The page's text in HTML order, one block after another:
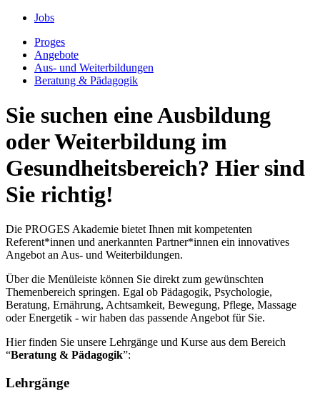
Jobs
Proges
Angebote
Aus- und Weiterbildungen
Beratung & Pädagogik
Sie suchen eine Ausbildung
oder Weiterbildung im
Gesundheitsbereich? Hier sind
Sie richtig!
Die PROGES Akademie bietet Ihnen mit kompetenten
Referent*innen und anerkannten Partner*innen ein innovatives
Angebot an Aus- und Weiterbildungen.
Über die Menüleiste können Sie direkt zum gewünschten
Themenbereich springen. Egal ob Pädagogik, Psychologie,
Beratung, Ernährung, Achtsamkeit, Bewegung, Pflege, Massage
oder Energetik - wir haben das passende Angebot für Sie.
Hier finden Sie unsere Lehrgänge und Kurse aus dem Bereich
“Beratung & Pädagogik”:
Lehrgänge